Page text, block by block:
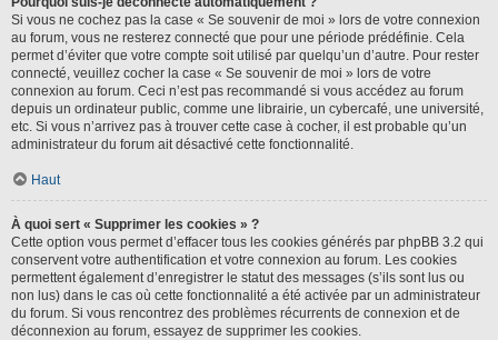
Si vous ne cochez pas la case « Se souvenir de moi » lors de votre connexion
au forum, vous ne resterez connecté que pour une période prédéfinie. Cela
permet d’éviter que votre compte soit utilisé par quelqu’un d’autre. Pour rester
connecté, veuillez cocher la case « Se souvenir de moi » lors de votre
connexion au forum. Ceci n’est pas recommandé si vous accédez au forum
depuis un ordinateur public, comme une librairie, un cybercafé, une université,
etc. Si vous n’arrivez pas à trouver cette case à cocher, il est probable qu’un
administrateur du forum ait désactivé cette fonctionnalité.
Haut
À quoi sert « Supprimer les cookies » ?
Cette option vous permet d’effacer tous les cookies générés par phpBB 3.2 qui
conservent votre authentification et votre connexion au forum. Les cookies
permettent également d’enregistrer le statut des messages (s’ils sont lus ou
non lus) dans le cas où cette fonctionnalité a été activée par un administrateur
du forum. Si vous rencontrez des problèmes récurrents de connexion et de
déconnexion au forum, essayez de supprimer les cookies.